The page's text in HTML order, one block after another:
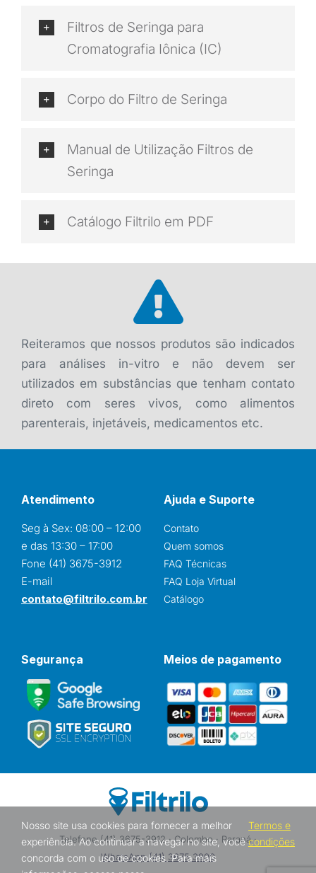
Filtros de Seringa para
Cromatografia Iônica (IC)
Corpo do Filtro de Seringa
Manual de Utilização Filtros de
Seringa
Catálogo Filtrilo em PDF
Reiteramos que nossos produtos são indicados
para análises in-vitro e não devem ser
utilizados em substâncias que tenham contato
direto com seres vivos, como alimentos
parenterais, injetáveis, medicamentos etc.
Atendimento
Seg à Sex: 08:00 – 12:00
e das 13:30 – 17:00
Fone (41) 3675-3912
E-mail
contato@filtrilo.com.br
Ajuda e Suporte
Contato
Quem somos
FAQ Técnicas
FAQ Loja Virtual
Catálogo
Segurança Meios de pagamento
Telefone (41) 3675-3912 · Colombo · Paraná ·
WhatsApp (41) 3675 3900
Nosso site usa cookies para fornecer a melhor
experiência. Ao continuar a navegar no site, você
concorda com o uso de cookies. Para mais
Termos e
condições